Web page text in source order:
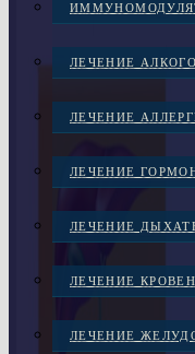
ЛЕЧЕНИЕ
ЛЕЧЕНИЕ
ЛЕЧЕНИЕ
ЛЕЧЕНИЕ
ЛЕЧЕНИЕ
ЛЕЧЕНИЕ